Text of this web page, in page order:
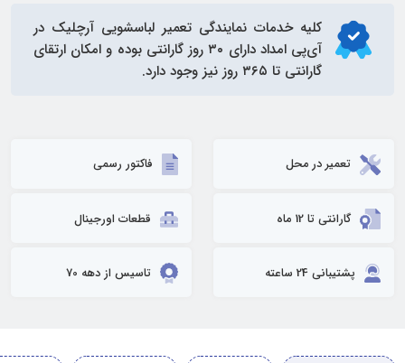
کلیه خدمات نمایندگی تعمیر لباسشویی آرچلیک در
آی‌پی امداد دارای ۳۰ روز گارانتی بوده و امکان ارتقای
گارانتی تا ۳۶۵ روز نیز وجود دارد.
تعمیر در محل فاکتور رسمی
گارانتی تا 12 ماه قطعات اورجینال
پشتیبانی 24 ساعته تاسیس از دهه 70